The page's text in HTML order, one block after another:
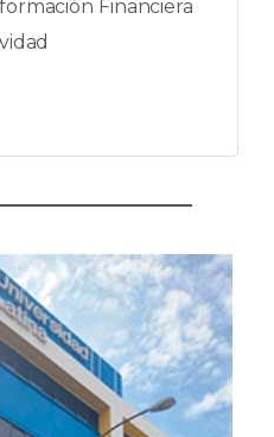
Financiera